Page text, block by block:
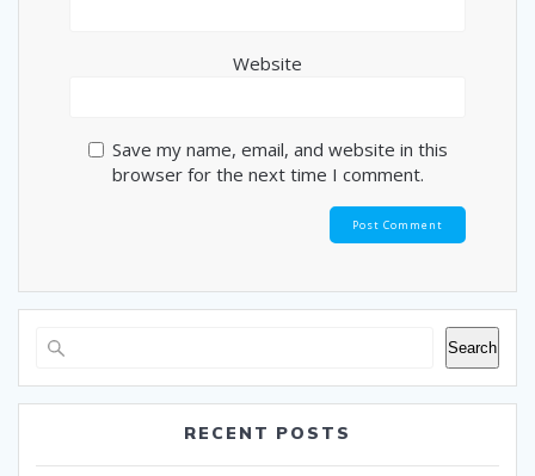
Website
Save my name, email, and website in this
browser for the next time I comment.
Search
RECENT POSTS